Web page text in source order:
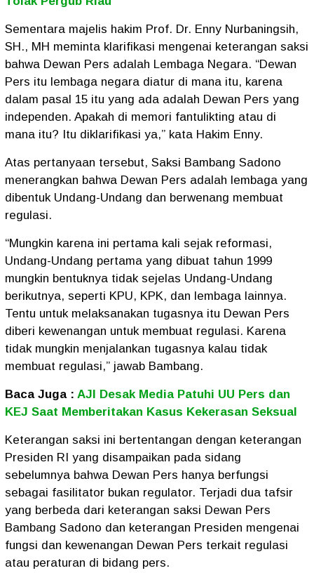
Sementara majelis hakim Prof. Dr. Enny Nurbaningsih,
SH., MH meminta klarifikasi mengenai keterangan saksi
bahwa Dewan Pers adalah Lembaga Negara. “Dewan
Pers itu lembaga negara diatur di mana itu, karena
dalam pasal 15 itu yang ada adalah Dewan Pers yang
independen. Apakah di memori fantulikting atau di
mana itu? Itu diklarifikasi ya,” kata Hakim Enny.
Atas pertanyaan tersebut, Saksi Bambang Sadono
menerangkan bahwa Dewan Pers adalah lembaga yang
dibentuk Undang-Undang dan berwenang membuat
regulasi.
“Mungkin karena ini pertama kali sejak reformasi,
Undang-Undang pertama yang dibuat tahun 1999
mungkin bentuknya tidak sejelas Undang-Undang
berikutnya, seperti KPU, KPK, dan lembaga lainnya.
Tentu untuk melaksanakan tugasnya itu Dewan Pers
diberi kewenangan untuk membuat regulasi. Karena
tidak mungkin menjalankan tugasnya kalau tidak
membuat regulasi,” jawab Bambang.
Baca Juga : AJI Desak Media Patuhi UU Pers dan
KEJ Saat Memberitakan Kasus Kekerasan Seksual
Keterangan saksi ini bertentangan dengan keterangan
Presiden RI yang disampaikan pada sidang
sebelumnya bahwa Dewan Pers hanya berfungsi
sebagai fasilitator bukan regulator. Terjadi dua tafsir
yang berbeda dari keterangan saksi Dewan Pers
Bambang Sadono dan keterangan Presiden mengenai
fungsi dan kewenangan Dewan Pers terkait regulasi
atau peraturan di bidang pers.